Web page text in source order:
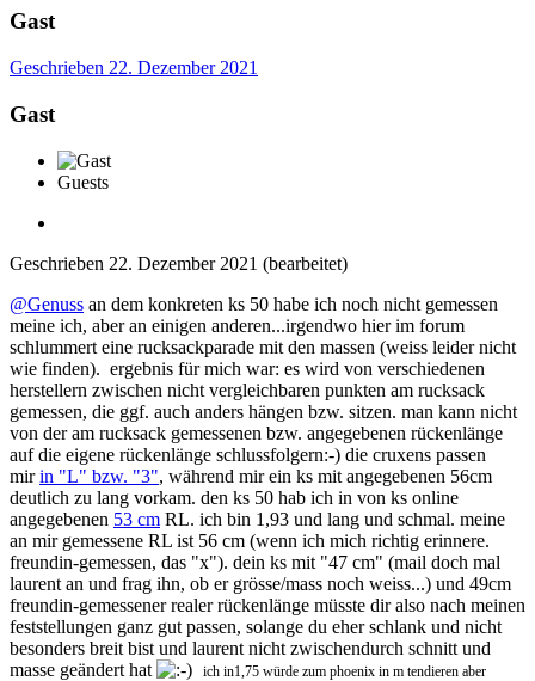
Gast
Geschrieben 22. Dezember 2021
Gast
Guests
Geschrieben 22. Dezember 2021 (bearbeitet)
@Genuss an dem konkreten ks 50 habe ich noch nicht gemessen
meine ich, aber an einigen anderen...irgendwo hier im forum
schlummert eine rucksackparade mit den massen (weiss leider nicht
wie finden). ergebnis für mich war: es wird von verschiedenen
herstellern zwischen nicht vergleichbaren punkten am rucksack
gemessen, die ggf. auch anders hängen bzw. sitzen. man kann nicht
von der am rucksack gemessenen bzw. angegebenen rückenlänge
auf die eigene rückenlänge schlussfolgern:-) die cruxens passen
mirin "L" bzw. "3", während mir ein ks mit angegebenen 56cm
deutlich zu lang vorkam. den ks 50 hab ich in von ks online
angegebenen 53 cm RL. ich bin 1,93 und lang und schmal. meine
an mir gemessene RL ist 56 cm (wenn ich mich richtig erinnere.
freundin-gemessen, das "x"). dein ks mit "47 cm" (mail doch mal
laurent an und frag ihn, ob er grösse/mass noch weiss...) und 49cm
freundin-gemessener realer rückenlänge müsste dir also nach meinen
feststellungen ganz gut passen, solange du eher schlank und nicht
besonders breit bist und laurent nicht zwischendurch schnitt und
masse geändert hat
ich in1,75 würde zum phoenix in m tendieren aber